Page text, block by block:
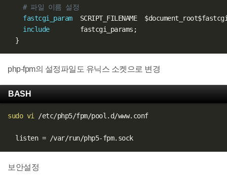
# 파일 이름 설정
fastcgi_param
  SCRIPT_FILENAME
$document_root
include
        fastcgi_params
;
}
php-fpm의 설정파일도 유닉스 소켓으로 변경
BASH
sudo vi /etc/php5/fpm/pool.d/www.conf
  listen
= /var/run/php5-fpm.sock
보안설정